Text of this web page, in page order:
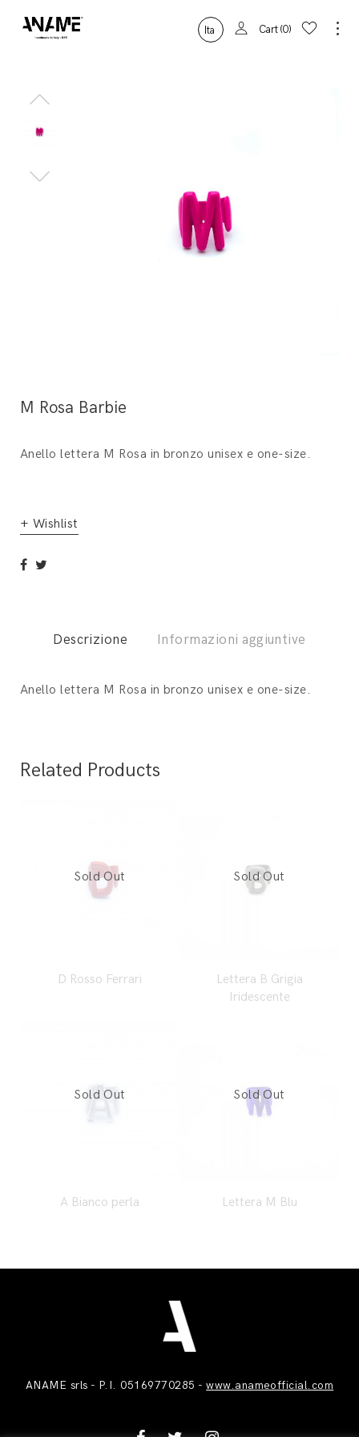
Ita Cart 0
M Rosa Barbie
Anello lettera M Rosa in bronzo unisex e one-size.
+ Wishlist
Descrizione Informazioni aggiuntive
Anello lettera M Rosa in bronzo unisex e one-size.
Related Products
D Rosso Ferrari
Lettera B Grigia
Iridescente
A Bianco perla Lettera M Blu
ANAME srls - P.I. 05169770285 -www.anameofficial.com